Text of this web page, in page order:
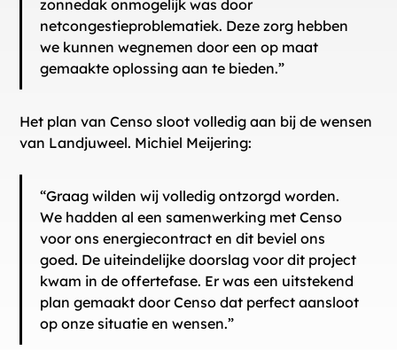
zonnedak onmogelijk was door
netcongestieproblematiek. Deze zorg hebben
we kunnen wegnemen door een op maat
gemaakte oplossing aan te bieden.”
Het plan van Censo sloot volledig aan bij de wensen
van Landjuweel. Michiel Meijering:
“Graag wilden wij volledig ontzorgd worden.
We hadden al een samenwerking met Censo
voor ons energiecontract en dit beviel ons
goed. De uiteindelijke doorslag voor dit project
kwam in de offertefase. Er was een uitstekend
plan gemaakt door Censo dat perfect aansloot
op onze situatie en wensen.”